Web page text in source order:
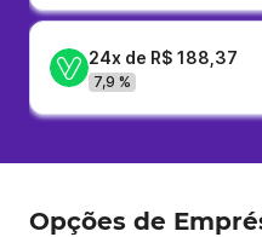
24x de R$ 188,37
7,9 %
Opções de